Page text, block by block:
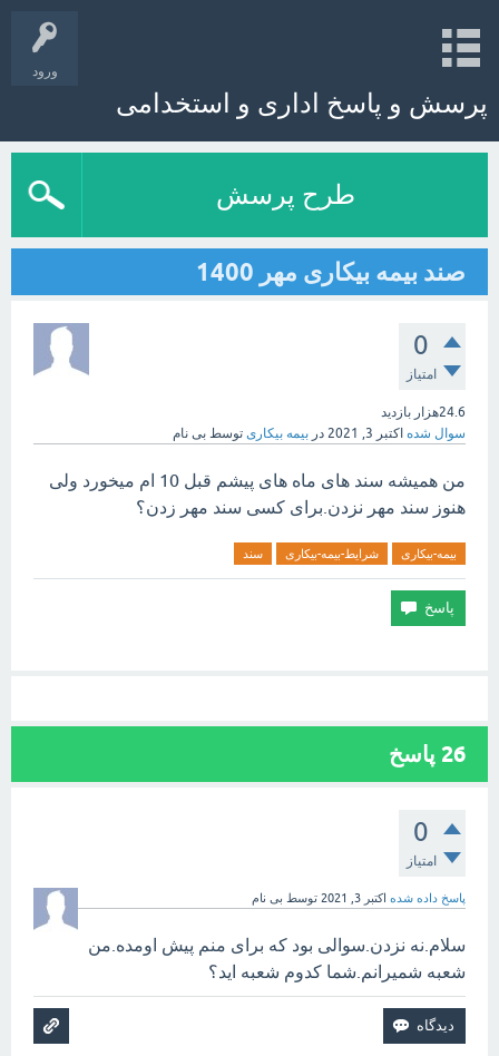
ورود
پرسش و پاسخ اداری و استخدامی
طرح پرسش
صند بیمه بیکاری مهر 1400
0
امتیاز
24.6هزار
بازدید
سوال شده اکتبر 3, 2021 در بیمه بیکاری توسط بی نام
من همیشه سند های ماه های پیشم قبل 10 ام میخورد ولی
هنوز سند مهر نزدن.برای کسی سند مهر زدن؟
بیمه-بیکاری شرایط-بیمه-بیکاری سند
26 پاسخ
0
امتیاز
پاسخ داده شده اکتبر 3, 2021 توسط بی نام
سلام.نه نزدن.سوالی بود که برای منم پیش اومده.من
شعبه شمیرانم.شما کدوم شعبه اید؟